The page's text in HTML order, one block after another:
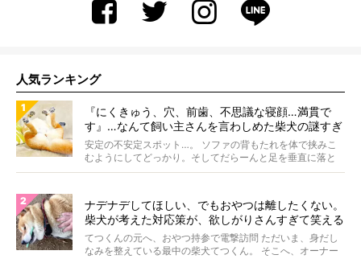
人気ランキング
『にくきゅう、穴、前歯、不思議な寝顔…満貫で
す』…なんて飼い主さんを言わしめた柴犬の謎すぎ
る寝相がコチラです。
安定の不安定スポット…。 ソファの背もたれを体で挟みこ
むようにしてどっかり。そしてだらーんと足を垂直に落と
して...
ナデナデしてほしい、でもおやつは離したくない。
柴犬が考えた対応策が、欲しがりさんすぎて笑える
【動画】
てつくんの元へ、おやつ持参で電撃訪問 ただいま、身だし
なみを整えている最中の柴犬てつくん。 そこへ、オーナー